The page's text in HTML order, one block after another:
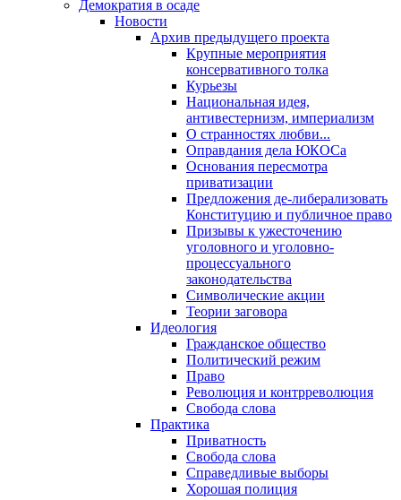
Демократия в осаде
Новости
Архив предыдущего проекта
Крупные мероприятия
консервативного толка
Курьезы
Национальная идея,
антивестернизм, империализм
О странностях любви...
Оправдания дела ЮКОСа
Основания пересмотра
приватизации
Предложения де-либерализовать
Конституцию и публичное право
Призывы к ужесточению
уголовного и уголовно-
процессуального
законодательства
Символические акции
Теории заговора
Идеология
Гражданское общество
Политический режим
Право
Революция и контрреволюция
Свобода слова
Практика
Приватность
Свобода слова
Справедливые выборы
Хорошая полиция